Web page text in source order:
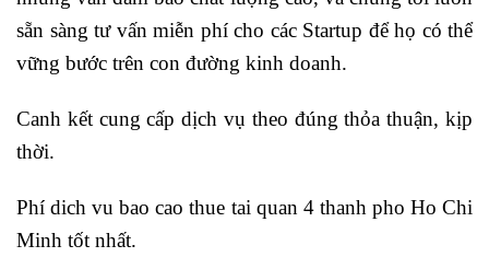
sẵn sàng tư vấn miễn phí cho các Startup để họ có thể
vững bước trên con đường kinh doanh.
Canh kết cung cấp dịch vụ theo đúng thỏa thuận, kịp
thời.
Phí dich vu bao cao thue tai quan 4 thanh pho Ho Chi
Minh tốt nhất.